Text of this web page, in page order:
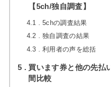
【5ch/独自調査】
4.1
5chの調査結果
4.2
独自調査の結果
4.3
利用者の声を総括
5
買います券と他の先払
間比較